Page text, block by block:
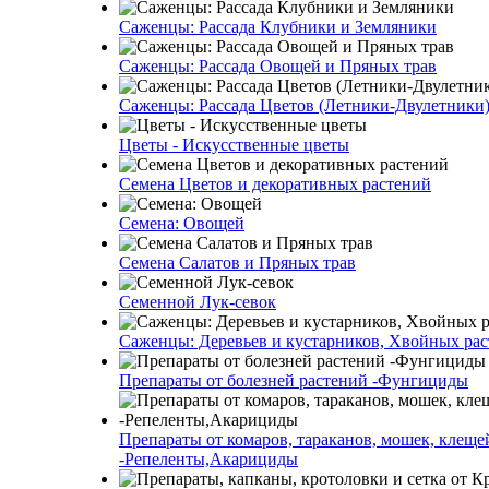
Саженцы: Рассада Клубники и Земляники
Саженцы: Рассада Овощей и Пряных трав
Саженцы: Рассада Цветов (Летники-Двулетники)
Цветы - Искусственные цветы
Семена Цветов и декоративных растений
Семена: Овощей
Семена Салатов и Пряных трав
Семенной Лук-севок
Саженцы: Деревьев и кустарников, Хвойных
Препараты от болезней растений -Фунгициды
Препараты от комаров, тараканов, мошек,
-Репеленты,Акарициды